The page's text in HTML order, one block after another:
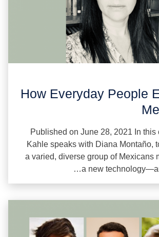
How Everyday People
Published on June 28, 2021 In this
Kahle speaks with Diana Montaño,
a varied, diverse group of Mexicans
a new